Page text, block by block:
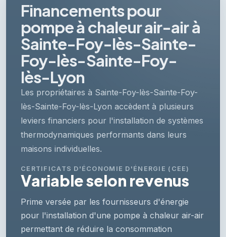
Financements pour
pompe à chaleur air-air à
Sainte-Foy-lès-Sainte-
Foy-lès-Sainte-Foy-
lès-Lyon
Les propriétaires à Sainte-Foy-lès-Sainte-Foy-
lès-Sainte-Foy-lès-Lyon accèdent à plusieurs
leviers financiers pour l'installation de systèmes
thermodynamiques performants dans leurs
maisons individuelles.
CERTIFICATS D'ÉCONOMIE D'ÉNERGIE (CEE)
Variable selon revenus
Prime versée par les fournisseurs d'énergie
pour l'installation d'une pompe à chaleur air-air
permettant de réduire la consommation